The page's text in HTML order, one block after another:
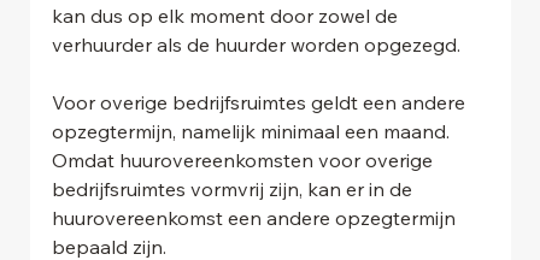
kan dus op elk moment door zowel de
verhuurder als de huurder worden opgezegd.
Voor overige bedrijfsruimtes geldt een andere
opzegtermijn, namelijk minimaal een maand.
Omdat huurovereenkomsten voor overige
bedrijfsruimtes vormvrij zijn, kan er in de
huurovereenkomst een andere opzegtermijn
bepaald zijn.